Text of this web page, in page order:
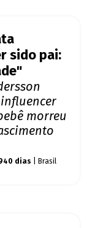
sido pai:
morreu
dias | Brasil